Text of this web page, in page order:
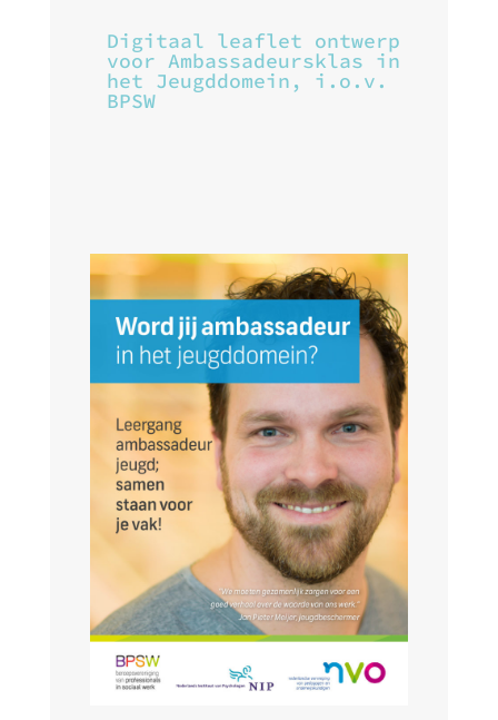
Digitaal leaflet ontwerp
voor Ambassadeursklas in
het Jeugddomein, i.o.v.
BPSW